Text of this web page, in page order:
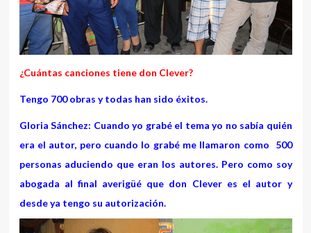
¿Cuántas canciones tiene don Clever?
Tengo 700 obras y todas han sido éxitos.
Gloria Sánchez: Cuando yo grabé el tema yo no sabía quién
era el autor, pero cuando lo grabé me llamaron como 500
personas aduciendo que eran los autores. Pero como soy
abogada al final averigüé que don Clever es el autor y
desde ya tengo su autorización.